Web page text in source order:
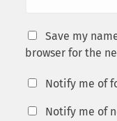
Save my
browser for the
Notify me of
Notify me of